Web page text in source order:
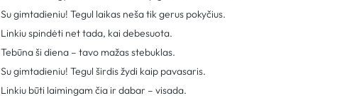
Su gimtadieniu! Tegul laikas neša tik gerus pokyčius.
Linkiu spindėti net tada, kai debesuota.
Tebūna ši diena – tavo mažas stebuklas.
Su gimtadieniu! Tegul širdis žydi kaip pavasaris.
Linkiu būti laimingam čia ir dabar – visada.